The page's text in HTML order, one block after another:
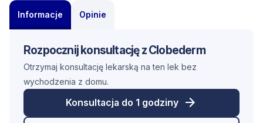
Informacje Opinie
Rozpocznij konsultację z Clobederm
Otrzymaj konsultację lekarską na ten lek bez
wychodzenia z domu.
Konsultacja do 1 godziny